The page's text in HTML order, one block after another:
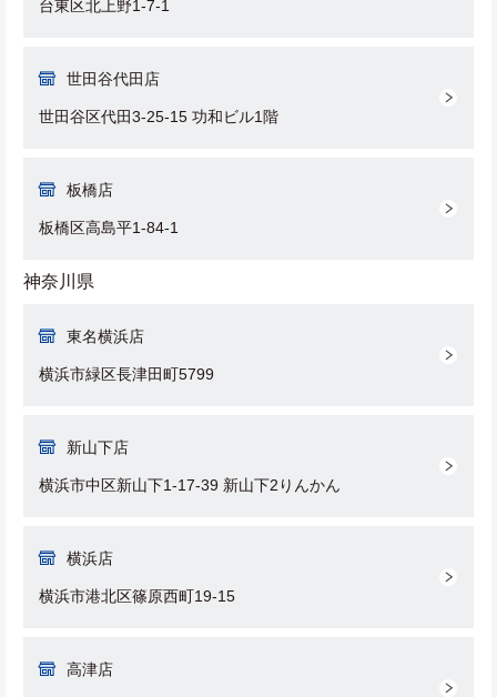
台東区北上野1-7-1
世田谷代田店
世田谷区代田3-25-15 功和ビル1階
板橋店
板橋区高島平1-84-1
神奈川県
東名横浜店
横浜市緑区長津田町5799
新山下店
横浜市中区新山下1-17-39 新山下2りんかん
横浜店
横浜市港北区篠原西町19-15
高津店